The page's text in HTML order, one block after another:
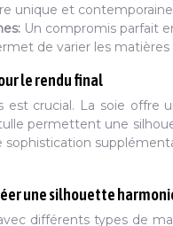
unique et
Un compromis parfait
de varier les matières
le rendu final
crucial. La soie offre
permettent une
une silhouette
différents types de